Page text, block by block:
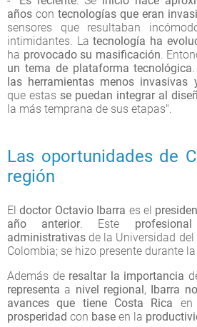
años con tecnologías que eran
sensores que resultaban
intimidantes. Latecnología ha
ha provocado su masificación.
un tema de plataforma tecnológica
las herramientas menos invasivas
que estas se puedan integrar al
la más temprana de sus etapas".
Las oportunidades de
región
Eldoctor Octavio Ibarra es el
año anterior. Este
administrativas de la Universidad
Colombia; se hizo presente durante
Además de resaltar la importancia
representa a nivel regional, Ibarra
avances que tiene Costa Rica
prosperidad con base en la